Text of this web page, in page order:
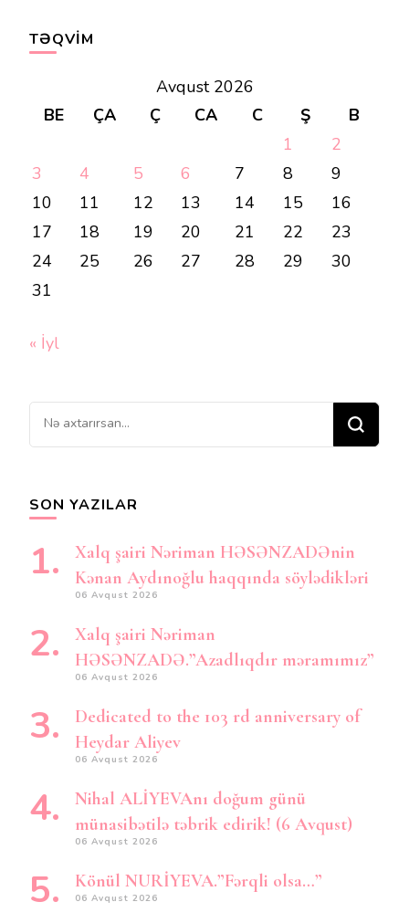
TƏQVIM
Avqust 2026
BE
ÇA Ç CA C Ş
B
1
2
3
4 5 6 7 8
9
10
11 12 13 14 15
16
17
18 19 20 21 22
23
24
25 26 27 28 29
30
31
« İyl
Bir
şey
SON YAZILAR
Xalq şairi Nəriman HƏSƏNZADƏnin
Kənan Aydınoğlu haqqında söylədikləri
06 Avqust 2026
Xalq şairi Nəriman
HƏSƏNZADƏ.”Azadlıqdır məramımız”
06 Avqust 2026
Dedicated to the 103 rd anniversary of
Heydar Aliyev
06 Avqust 2026
Nihal ALİYEVAnı doğum günü
münasibətilə təbrik edirik! (6 Avqust)
06 Avqust 2026
Könül NURİYEVA.”Fərqli olsa…”
06 Avqust 2026